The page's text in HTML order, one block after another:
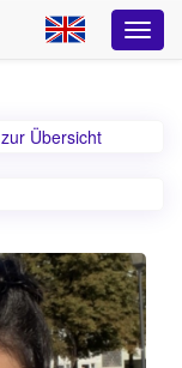
zur Übersicht